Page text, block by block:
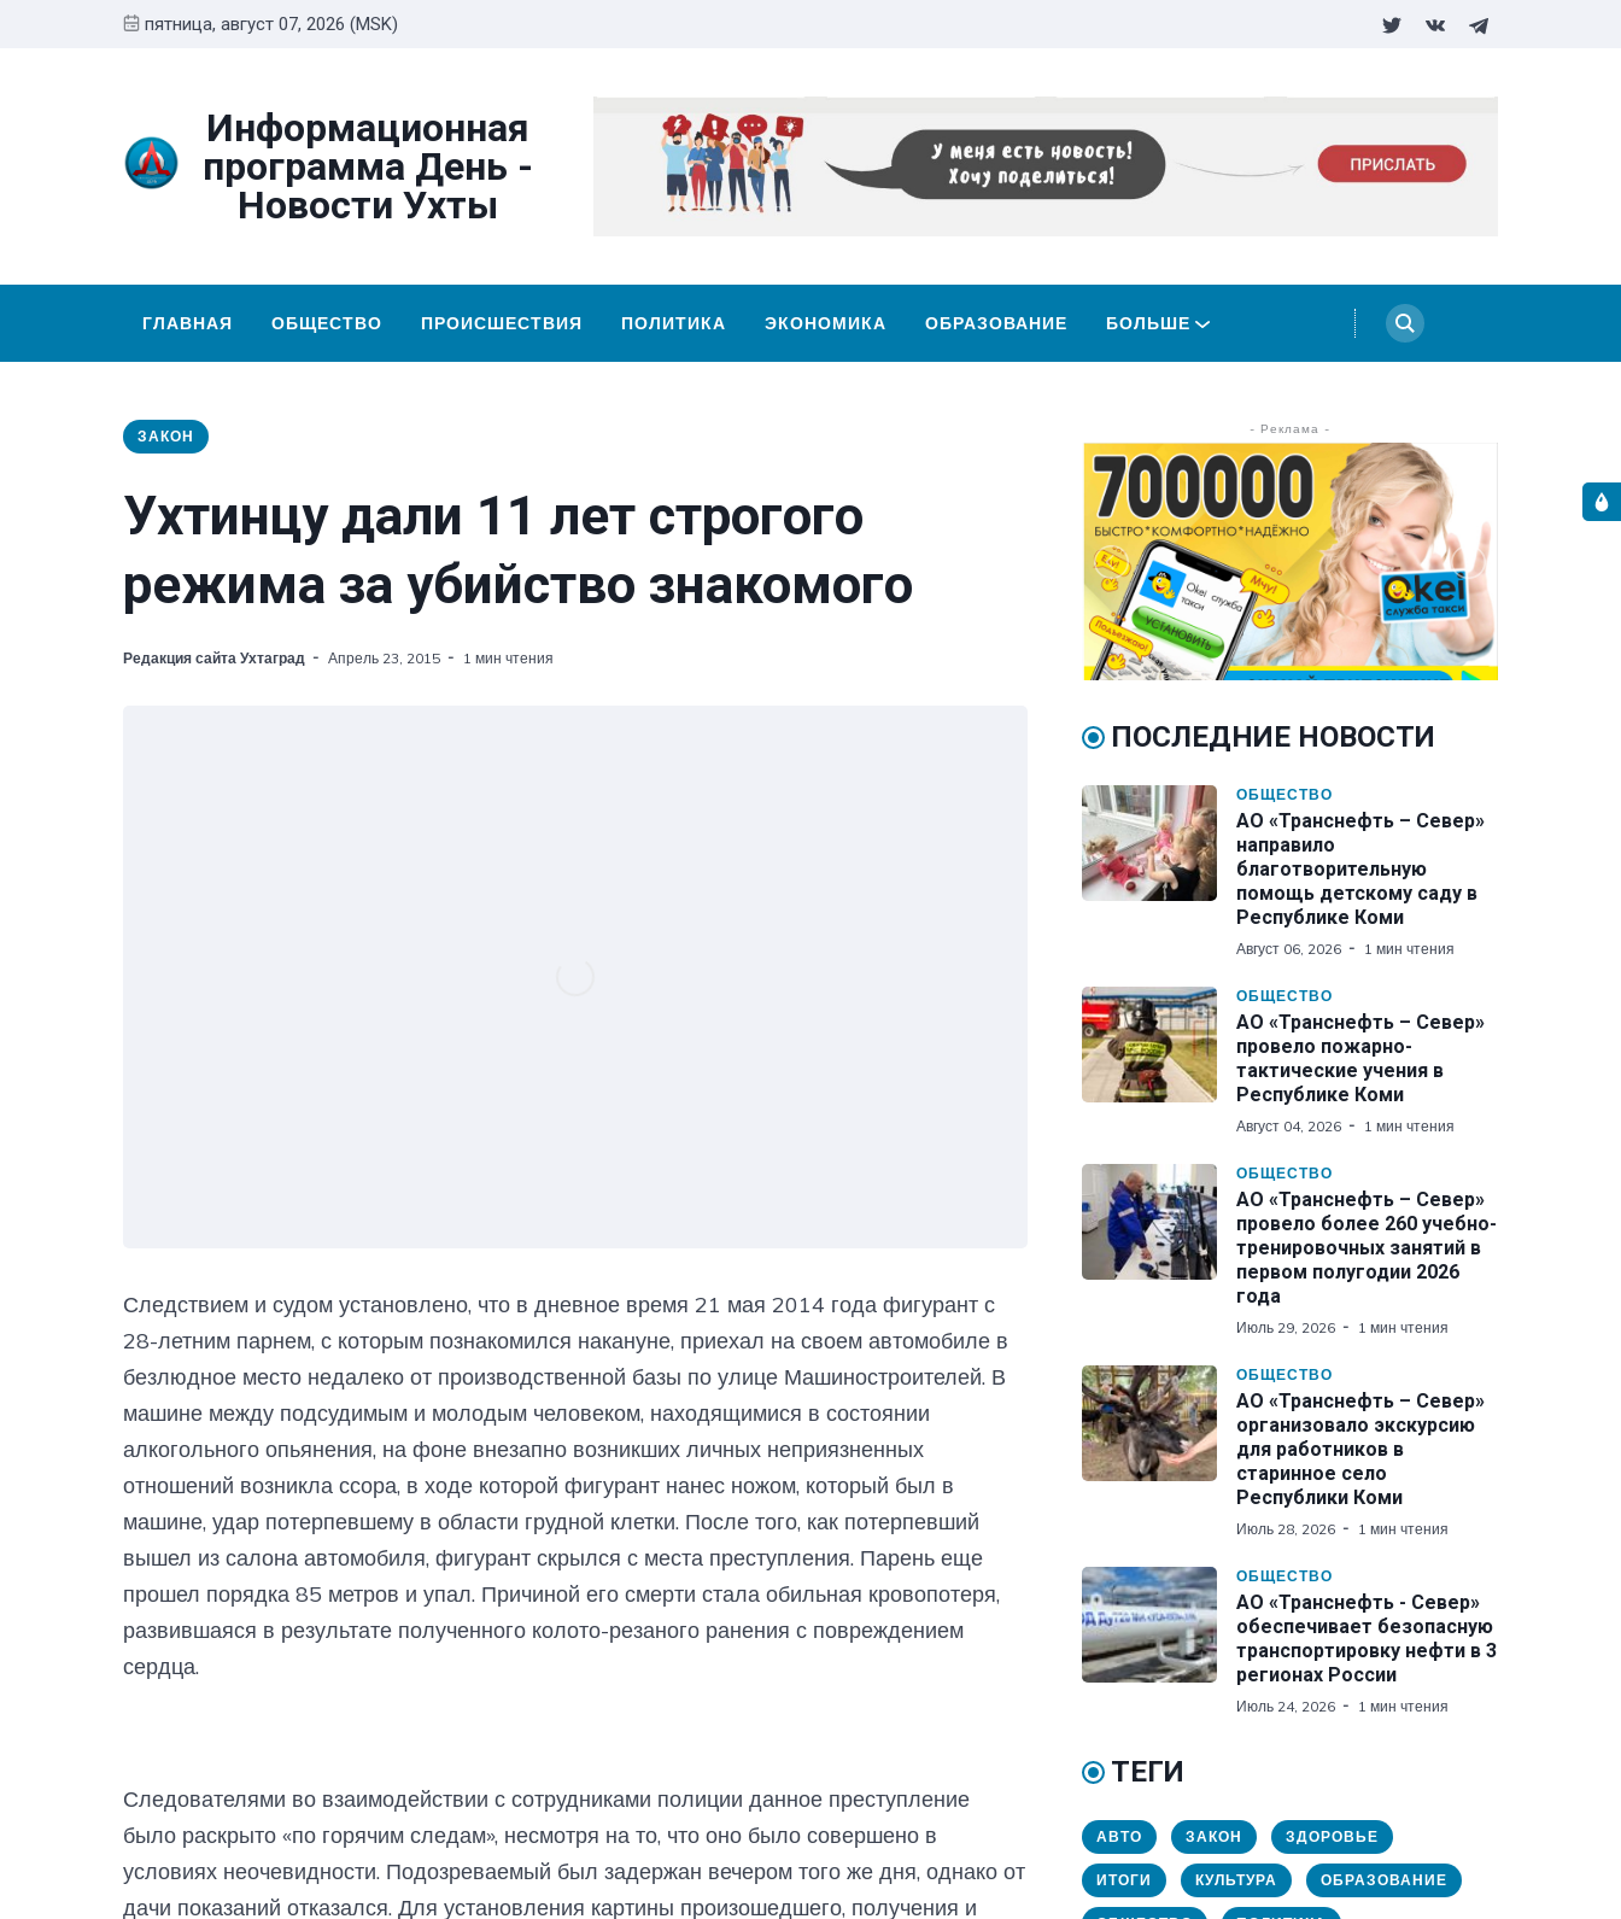
пятница, август 07, 2026 (MSK)
Информационная
программа День -
Новости Ухты
ГЛАВНАЯ ОБЩЕСТВО ПРОИСШЕСТВИЯ ПОЛИТИКА ЭКОНОМИКА ОБРАЗОВАНИЕ БОЛЬШЕ
ЗАКОН
Ухтинцу дали 11 лет строгого
режима за убийство знакомого
Редакция сайта Ухтаград Апрель 23, 2015 1 мин чтения
Следствием и судом установлено, что в дневное время 21 мая 2014 года фигурант с
28-летним парнем, с которым познакомился накануне, приехал на своем автомобиле в
безлюдное место недалеко от производственной базы по улице Машиностроителей. В
машине между подсудимым и молодым человеком, находящимися в состоянии
алкогольного опьянения, на фоне внезапно возникших личных неприязненных
отношений возникла ссора, в ходе которой фигурант нанес ножом, который был в
машине, удар потерпевшему в области грудной клетки. После того, как потерпевший
вышел из салона автомобиля, фигурант скрылся с места преступления. Парень еще
прошел порядка 85 метров и упал. Причиной его смерти стала обильная кровопотеря,
развившаяся в результате полученного колото-резаного ранения с повреждением
сердца.
Следователями во взаимодействии с сотрудниками полиции данное преступление
было раскрыто «по горячим следам», несмотря на то, что оно было совершено в
условиях неочевидности. Подозреваемый был задержан вечером того же дня, однако от
дачи показаний отказался. Для установления картины произошедшего, получения и
- Реклама -
ПОСЛЕДНИЕ НОВОСТИ
ОБЩЕСТВО
АО «Транснефть – Север»
направило
благотворительную
помощь детскому саду в
Республике Коми
Август 06, 2026 1 мин чтения
ОБЩЕСТВО
АО «Транснефть – Север»
провело пожарно-
тактические учения в
Республике Коми
Август 04, 2026 1 мин чтения
ОБЩЕСТВО
АО «Транснефть – Север»
провело более 260 учебно-
тренировочных занятий в
первом полугодии 2026
года
Июль 29, 2026 1 мин чтения
ОБЩЕСТВО
АО «Транснефть – Север»
организовало экскурсию
для работников в
старинное село
Республики Коми
Июль 28, 2026 1 мин чтения
ОБЩЕСТВО
АО «Транснефть - Север»
обеспечивает безопасную
транспортировку нефти в 3
регионах России
Июль 24, 2026 1 мин чтения
ТЕГИ
АВТО ЗАКОН ЗДОРОВЬЕ
ИТОГИ КУЛЬТУРА ОБРАЗОВАНИЕ